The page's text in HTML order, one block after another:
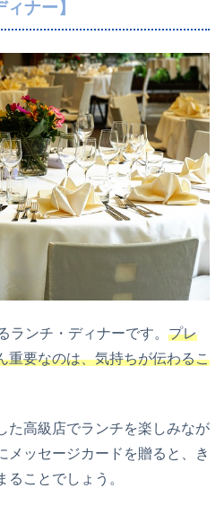
ナー】
ランチ・ディナーです。 プレ
重要なのは、気持ちが伝わるこ
た高級店でランチを楽しみなが
メッセージカードを贈ると、き
ることでしょう。